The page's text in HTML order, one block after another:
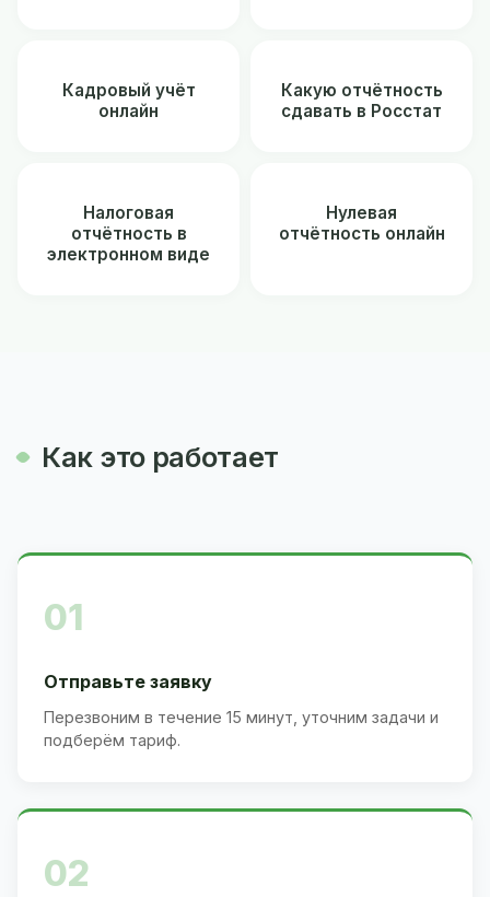
Кадровый учёт
онлайн
Какую отчётность
сдавать в Росстат
Налоговая
отчётность в
электронном виде
Нулевая
отчётность онлайн
Как это работает
01
Отправьте заявку
Перезвоним в течение 15 минут, уточним задачи и
подберём тариф.
02